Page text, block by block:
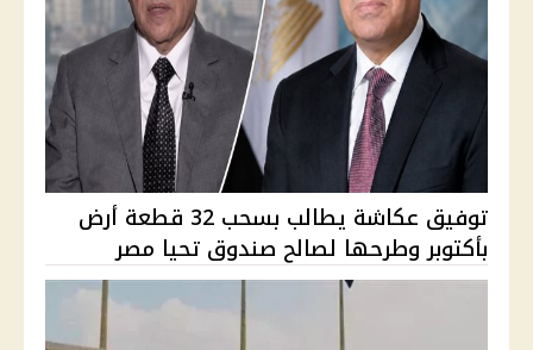
توفيق عكاشة يطالب بسحب 32 قطعة أرض
بأكتوبر وطرحها لصالح صندوق تحيا مصر